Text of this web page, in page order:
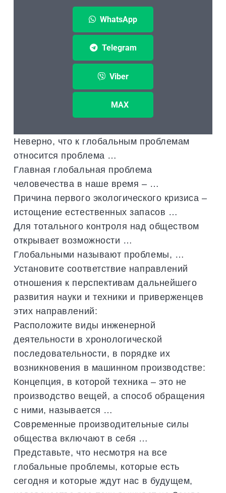
WhatsApp
Telegram
Viber
MAX
Неверно, что к глобальным проблемам
относится проблема …
Главная глобальная проблема
человечества в наше время – …
Причина первого экологического кризиса –
истощение естественных запасов …
Для тотального контроля над обществом
открывает возможности …
Глобальными называют проблемы, …
Установите соответствие направлений
отношения к перспективам дальнейшего
развития науки и техники и приверженцев
этих направлений:
Расположите виды инженерной
деятельности в хронологической
последовательности, в порядке их
возникновения в машинном производстве:
Концепция, в которой техника – это не
производство вещей, а способ обращения
с ними, называется …
Современные производительные силы
общества включают в себя …
Представьте, что несмотря на все
глобальные проблемы, которые есть
сегодня и которые ждут нас в будущем,